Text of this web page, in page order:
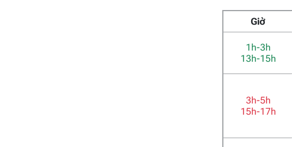
Giờ
1h-3h
13h-15h
3h-5h
15h-17h